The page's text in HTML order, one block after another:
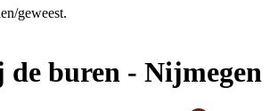
geweest.
buren - Nijmegen